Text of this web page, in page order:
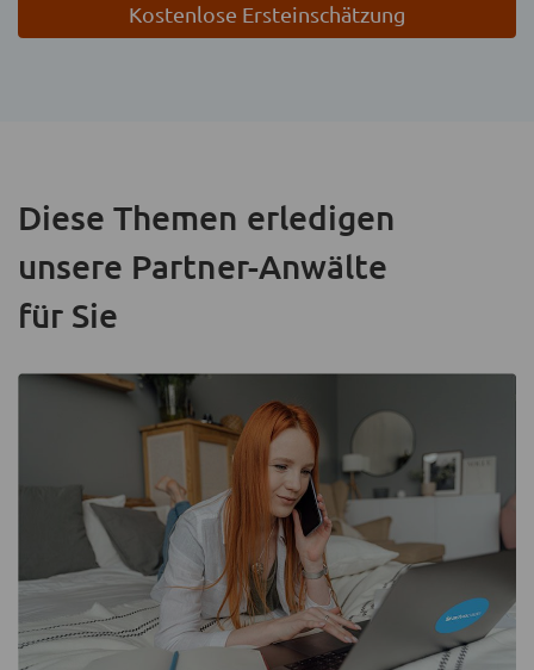
Kostenlose Ersteinschätzung
Diese Themen erledigen
unsere Partner-Anwälte
für Sie